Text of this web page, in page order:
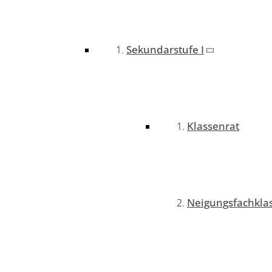
Sekundarstufe I
Klassenrat